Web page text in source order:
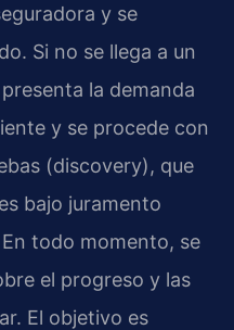
y se
Si no se llega a un
la demanda
y se procede con
(discovery), que
bajo juramento
todo momento, se
el progreso y las
El objetivo es